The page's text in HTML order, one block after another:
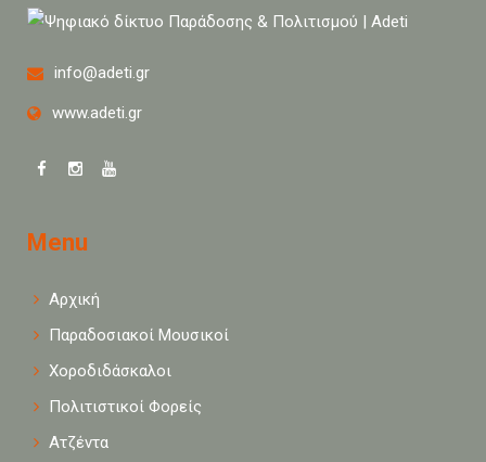
info@adeti.gr
www.adeti.gr
Menu
Αρχική
Παραδοσιακοί Μουσικοί
Χοροδιδάσκαλοι
Πολιτιστικοί Φορείς
Ατζέντα